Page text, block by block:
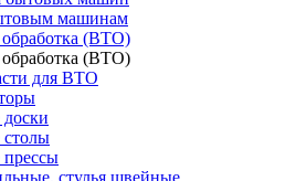
машинам
(ВТО)
(ВТО)
для ВТО
столы
прессы
стулья швейные